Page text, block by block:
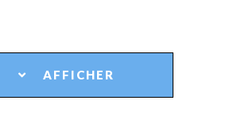
AFFICHER